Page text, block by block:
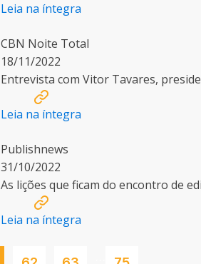
Leia na íntegra
CBN Noite Total
18/11/2022
Entrevista com Vitor Tavares,
Leia na íntegra
Publishnews
31/10/2022
As lições que ficam do encontro de
Leia na íntegra